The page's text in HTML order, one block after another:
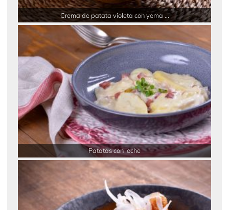
Crema de patata violeta con yema ...
Patatas con leche